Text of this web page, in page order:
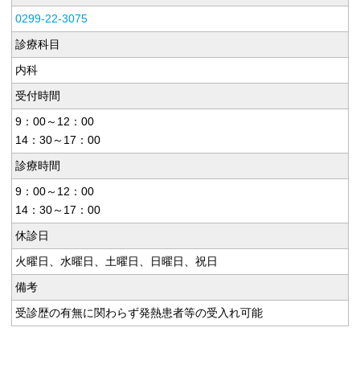
0299-22-3075
診療科目
内科
受付時間
9：00～12：00
14：30～17：00
診療時間
9：00～12：00
14：30～17：00
休診日
火曜日、水曜日、土曜日、日曜日、祝日
備考
受診歴の有無に関わらず発熱患者等の受入れ可能